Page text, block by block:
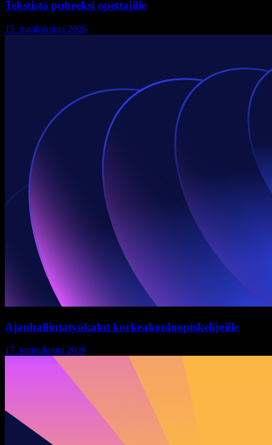
Tekstistä puheeksi opettajille
15. maaliskuuta 2026
Ajanhallintatyökalut korkeakouluopiskelijoille
17. tammikuuta 2026